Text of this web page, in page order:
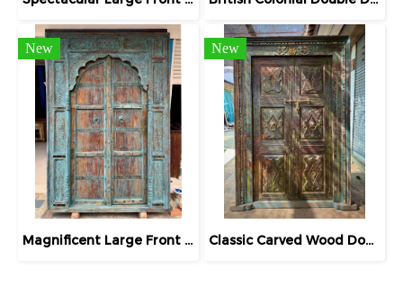
New
Magnificent Large Front Door Solid Wood Fully Carving Frame
New
Classic Carved Wood Door in Rustic Color